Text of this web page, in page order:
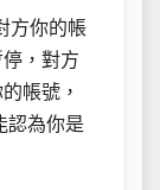
方你的帳
，對方
帳號，
認為你是